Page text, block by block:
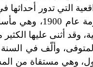
التي عُرضت للمرة
وقد أثنى عليها
مستقاة من